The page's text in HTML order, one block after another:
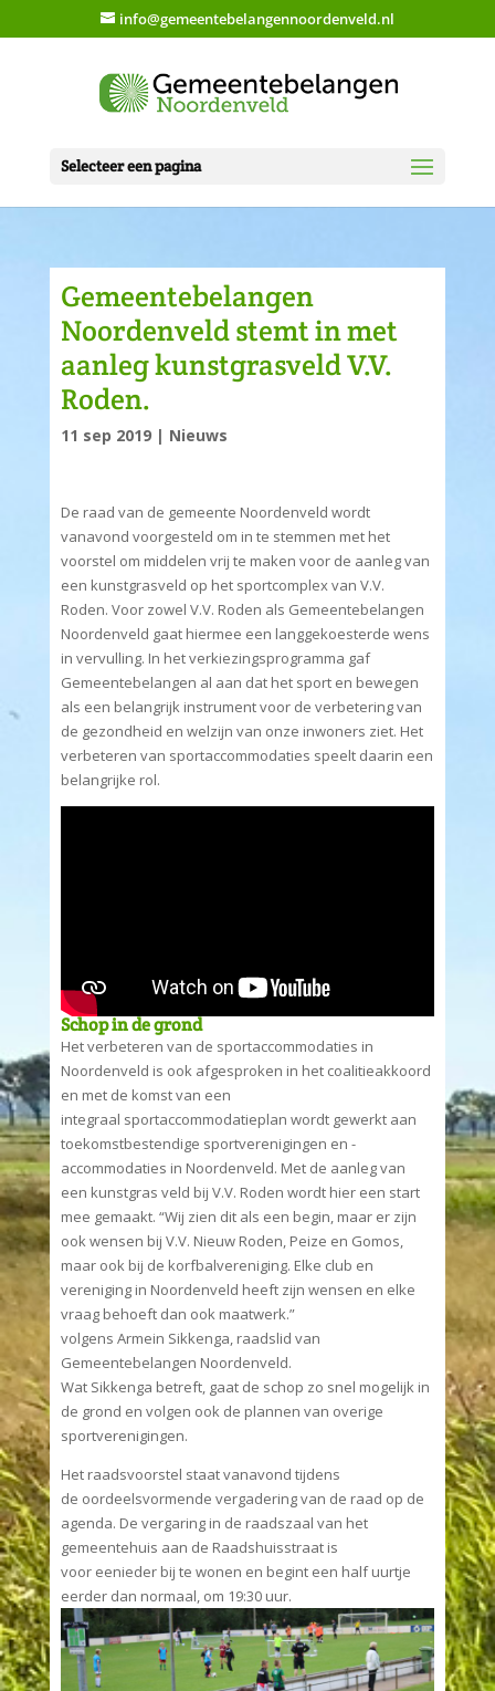
info@gemeentebelangennoordenveld.nl
Selecteer een pagina
Gemeentebelangen
Noordenveld stemt in met
aanleg kunstgrasveld V.V.
Roden.
11 sep 2019| Nieuws
De raad van de gemeente Noordenveld wordt
vanavond voorgesteld om in te stemmen met het
voorstel om middelen vrij te maken voor de aanleg van
een kunstgrasveld op het sportcomplex van V.V.
Roden. Voor zowel V.V. Roden als Gemeentebelangen
Noordenveld gaat hiermee een langgekoesterde wens
in vervulling. In het verkiezingsprogramma gaf
Gemeentebelangen al aan dat het sport en bewegen
als een belangrijk instrument voor de verbetering van
de gezondheid en welzijn van onze inwoners ziet. Het
verbeteren van sportaccommodaties speelt daarin een
belangrijke rol.
Schop in de grond
Het verbeteren van de sportaccommodaties in
Noordenveld is ook afgesproken in het coalitieakkoord
en met de komst van een
integraal sportaccommodatieplan wordt gewerkt aan
toekomstbestendige sportverenigingen en -
accommodaties in Noordenveld. Met de aanleg van
een kunstgras veld bij V.V. Roden wordt hier een start
mee gemaakt. “Wij zien dit als een begin, maar er zijn
ook wensen bij V.V. Nieuw Roden, Peize en Gomos,
maar ook bij de korfbalvereniging. Elke club en
vereniging in Noordenveld heeft zijn wensen en elke
vraag behoeft dan ook maatwerk.”
volgens Armein Sikkenga, raadslid van
Gemeentebelangen Noordenveld.
Wat Sikkenga betreft, gaat de schop zo snel mogelijk in
de grond en volgen ook de plannen van overige
sportverenigingen.
Het raadsvoorstel staat vanavond tijdens
de oordeelsvormende vergadering van de raad op de
agenda. De vergaring in de raadszaal van het
gemeentehuis aan de Raadshuisstraat is
voor eenieder bij te wonen en begint een half uurtje
eerder dan normaal, om 19:30 uur.